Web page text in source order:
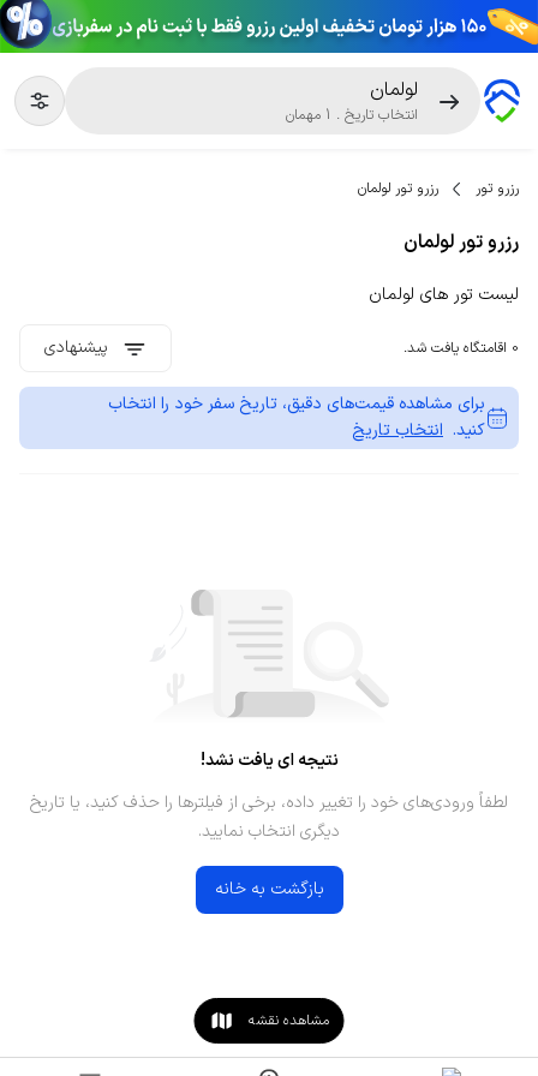
لولمان
انتخاب تاریخ .
1 مهمان
رزرو تور رزرو تور لولمان
رزرو تور لولمان
لیست تور های لولمان
0 اقامتگاه یافت شد. پیشنهادی
برای مشاهده قیمت‌های دقیق، تاریخ سفر خود را انتخاب
کنید. انتخاب تاریخ
نتیجه ای یافت نشد!
لطفاً ورودی‌های خود را تغییر داده، برخی از فیلترها را حذف کنید، یا تاریخ
دیگری انتخاب نمایید.
بازگشت به خانه
مشاهده نقشه